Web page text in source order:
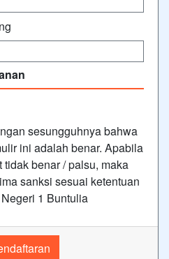
sesungguhnya bahwa
ini adalah benar. Apabila
tidak benar / palsu, maka
sanksi sesuai ketentuan
1 Buntulia